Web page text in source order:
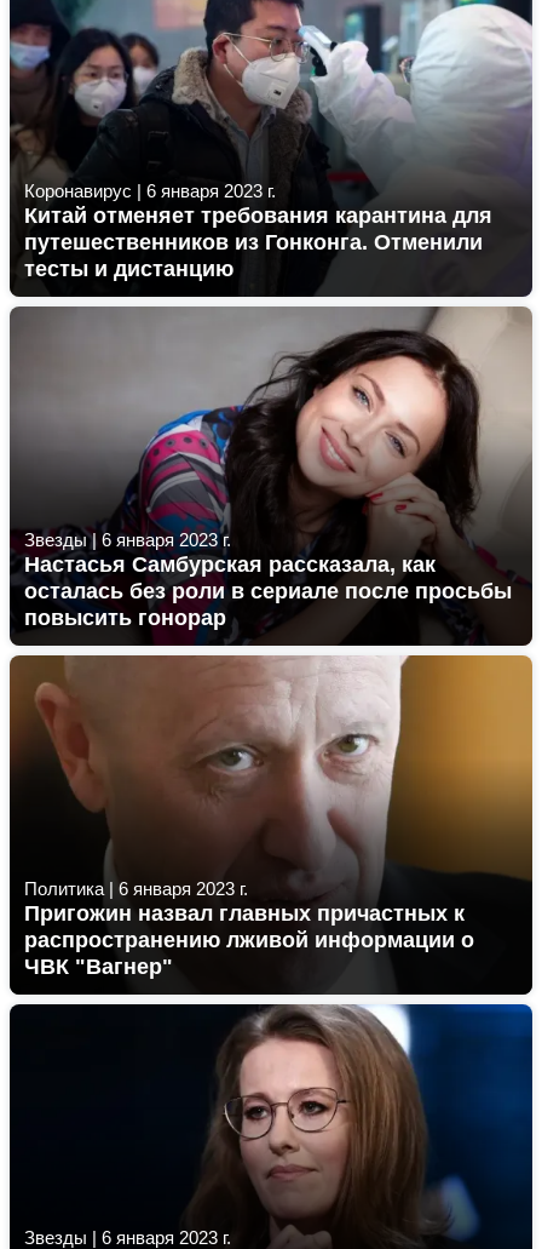
Коронавирус | 6 января 2023 г.
Китай отменяет требования карантина для
путешественников из Гонконга. Отменили
тесты и дистанцию
Звезды| 6 января 2023 г.
Настасья Самбурская рассказала, как
осталась без роли в сериале после просьбы
повысить гонорар
Политика | 6 января 2023 г.
Пригожин назвал главных причастных к
распространению лживой информации о
ЧВК "Вагнер"
Звезды | 6 января 2023 г.